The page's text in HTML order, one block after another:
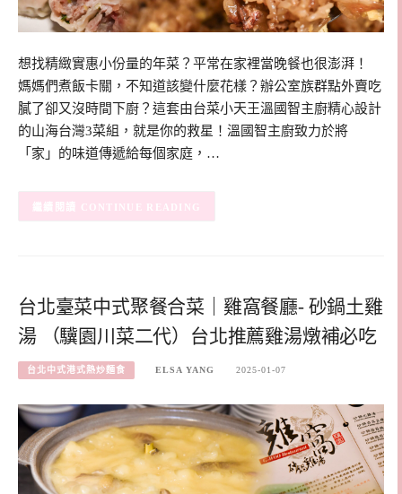
想找精緻實惠小份量的年菜？平常在家裡當晚餐也很澎湃！
媽媽們煮飯卡關，不知道該變什麼花樣？辦公室族群點外賣吃
膩了卻又沒時間下廚？這套由台菜小天王溫國智主廚精心設計
的山海台灣3菜組，就是你的救星！溫國智主廚致力於將
「家」的味道傳遞給每個家庭，…
CONTINUE READING
台北臺菜中式聚餐合菜｜雞窩餐廳- 砂鍋土雞
湯 （驥園川菜二代）台北推薦雞湯燉補必吃
台北中式港式熱炒麵食 ELSA YANG 2025-01-07